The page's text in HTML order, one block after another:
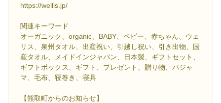
https://wellis.jp/
関連キーワード
オーガニック、organic、BABY、ベビー、赤ちゃん、ウェ
リス、泉州タオル、出産祝い、引越し祝い、引き出物、国
産タオル、メイドインジャパン、日本製、ギフトセット、
ギフトボックス、ギフト、プレゼント、贈り物、パジャ
マ、毛布、寝巻き、寝具
【熊取町からのお知らせ】